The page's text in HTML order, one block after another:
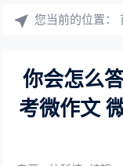
您当前的位置：
你会怎么
考微作文